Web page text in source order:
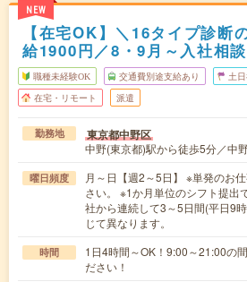
NEW
【在宅OK】＼16タイプ診断
給1900円／8・9月～入社相
職種未経験OK 交通費別途支給あり 土
在宅・リモート 派遣
勤務地 東京都中野区
中野(東京都)駅から徒歩5分／中
曜日頻度
月～日【週2～5日】 ※単発のお
さい。 ※1か月単位のシフト提出
社から連続して3～5日間(平日9
じて異なります。
時間
1日4時間～OK！9:00～21:00の
ださい！